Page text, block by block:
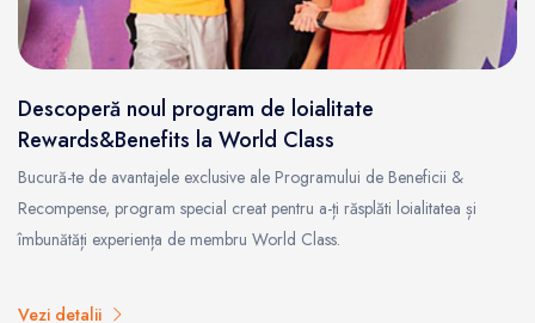
Descoperă noul program de loialitate
Rewards&Benefits la World Class
Bucură-te de avantajele exclusive ale Programului de Beneficii &
Recompense, program special creat pentru a-ți răsplăti loialitatea și
îmbunătăți experiența de membru World Class.
Vezi detalii